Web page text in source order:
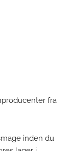
fra
inden du